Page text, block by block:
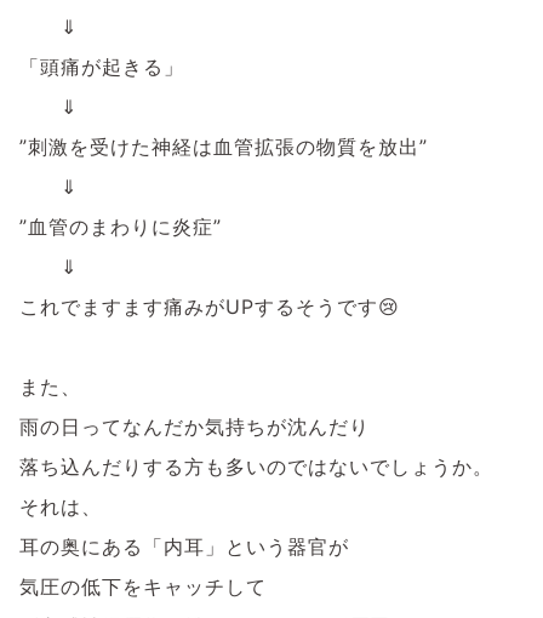
⇓
「頭痛が起きる」
⇓
”刺激を受けた神経は血管拡張の物質を放出”
⇓
”血管のまわりに炎症”
⇓
これでますます痛みがUPするそうです😢
また、
雨の日ってなんだか気持ちが沈んだり
落ち込んだりする方も多いのではないでしょうか。
それは、
耳の奥にある「内耳」という器官が
気圧の低下をキャッチして